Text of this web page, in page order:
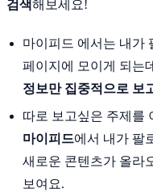
검색해보세요!
마이피드 에서는 내가
페이지에 모이게 되는
정보만 집중적으로 보
따로 보고싶은 주제를
마이피드에서 내가 팔
새로운 콘텐츠가 올라
보여요.